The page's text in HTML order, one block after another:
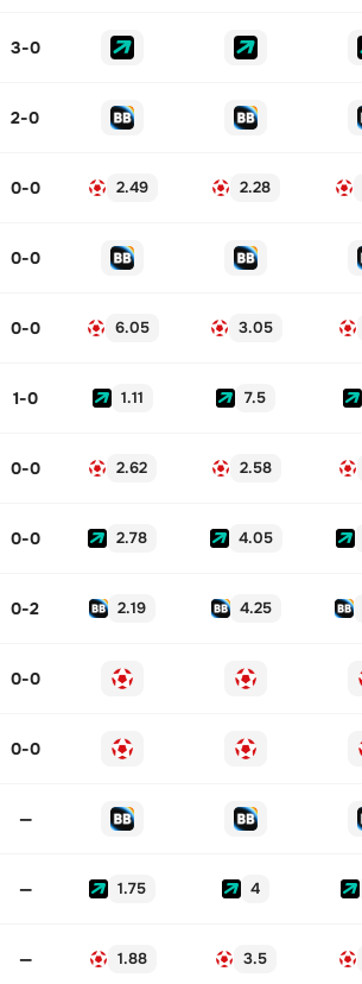
3-0
2-0
0-0 2.49 2.28
0-0
0-0 6.05 3.05
1-0 1.11 7.5
0-0 2.62 2.58
0-0 2.78 4.05
0-2 2.19 4.25
0-0
0-0
—
— 1.75 4
— 1.88 3.5